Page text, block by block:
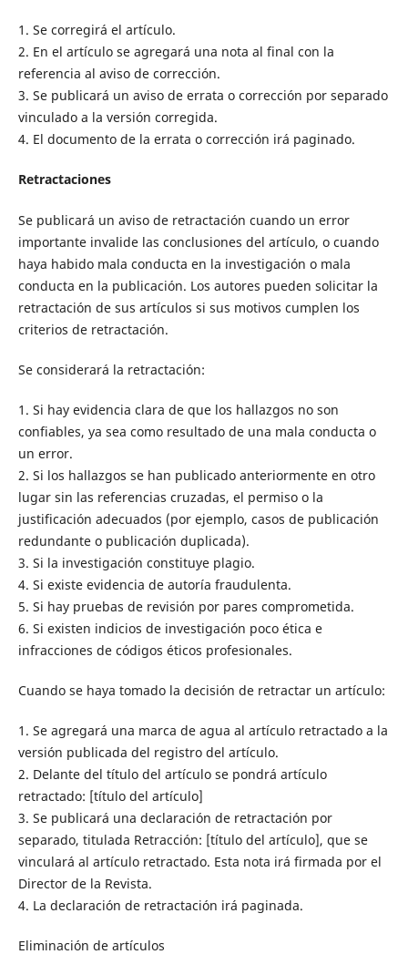
1. Se corregirá el artículo.
2. En el artículo se agregará una nota al final con la
referencia al aviso de corrección.
3. Se publicará un aviso de errata o corrección por separado
vinculado a la versión corregida.
4. El documento de la errata o corrección irá paginado.
Retractaciones
Se publicará un aviso de retractación cuando un error
importante invalide las conclusiones del artículo, o cuando
haya habido mala conducta en la investigación o mala
conducta en la publicación. Los autores pueden solicitar la
retractación de sus artículos si sus motivos cumplen los
criterios de retractación.
Se considerará la retractación:
1. Si hay evidencia clara de que los hallazgos no son
confiables, ya sea como resultado de una mala conducta o
un error.
2. Si los hallazgos se han publicado anteriormente en otro
lugar sin las referencias cruzadas, el permiso o la
justificación adecuados (por ejemplo, casos de publicación
redundante o publicación duplicada).
3. Si la investigación constituye plagio.
4. Si existe evidencia de autoría fraudulenta.
5. Si hay pruebas de revisión por pares comprometida.
6. Si existen indicios de investigación poco ética e
infracciones de códigos éticos profesionales.
Cuando se haya tomado la decisión de retractar un artículo:
1. Se agregará una marca de agua al artículo retractado a la
versión publicada del registro del artículo.
2. Delante del título del artículo se pondrá artículo
retractado: [título del artículo]
3. Se publicará una declaración de retractación por
separado, titulada Retracción: [título del artículo], que se
vinculará al artículo retractado. Esta nota irá firmada por el
Director de la Revista.
4. La declaración de retractación irá paginada.
Eliminación de artículos